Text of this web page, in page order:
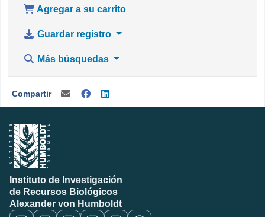
Agregar a su carrito
Guardar registro
Más búsquedas
Compartir
Instituto de Investigación
de Recursos Biológicos
Alexander von Humboldt